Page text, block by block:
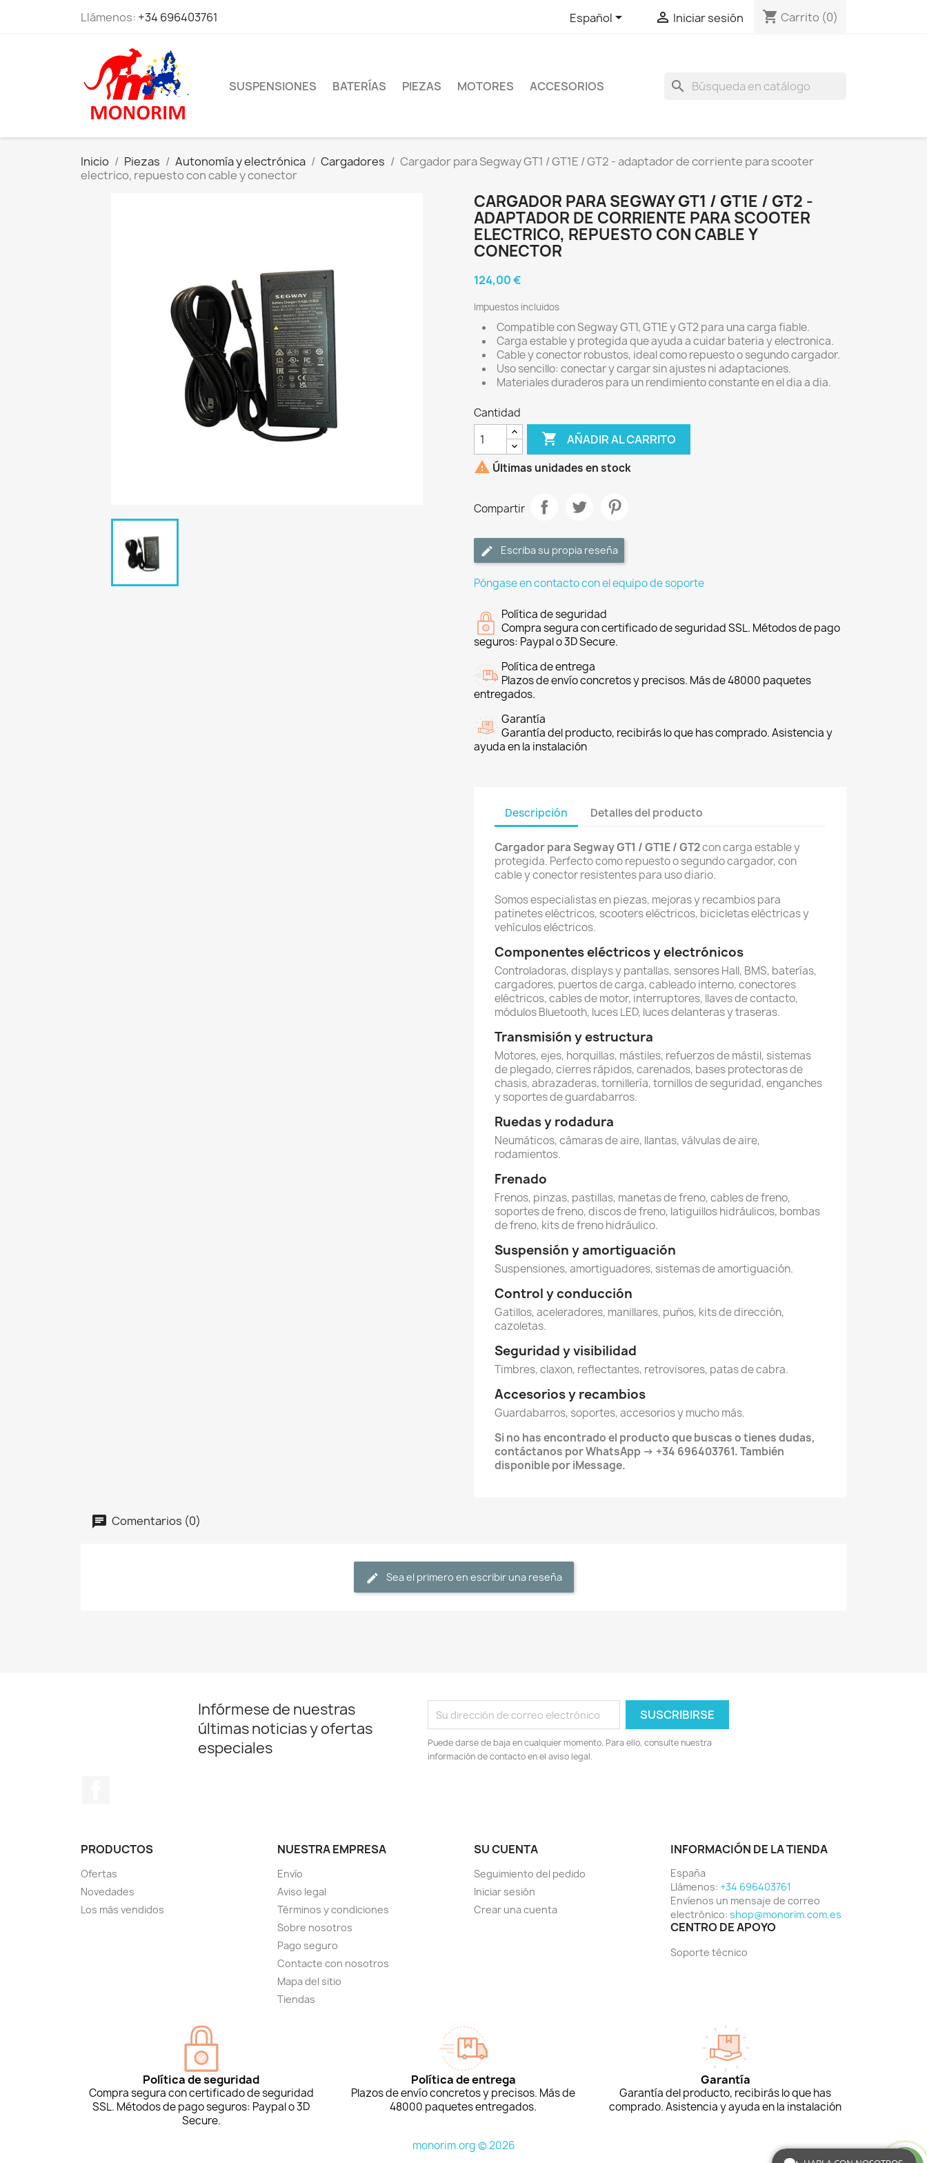
Llámenos: +34 696403761 Español  Iniciar sesión shopping_cart Carrito (0)
SUSPENSIONES BATERÍAS PIEZAS MOTORES ACCESORIOS search
Inicio Piezas Autonomía y electrónica Cargadores
Cargador para Segway GT1 / GT1E / GT2 - adaptador de corriente para scooter
electrico, repuesto con cable y conector
CARGADOR PARA SEGWAY GT1 / GT1E / GT2 -
ADAPTADOR DE CORRIENTE PARA SCOOTER
ELECTRICO, REPUESTO CON CABLE Y
CONECTOR
124,00 €
Impuestos incluidos
Compatible con Segway GT1, GT1E y GT2 para una carga fiable.
Carga estable y protegida que ayuda a cuidar bateria y electronica.
Cable y conector robustos, ideal como repuesto o segundo cargador.
Uso sencillo: conectar y cargar sin ajustes ni adaptaciones.
Materiales duraderos para un rendimiento constante en el dia a dia.
Cantidad
 AÑADIR AL CARRITO
 Últimas unidades en stock
Compartir
Escriba su propia reseña
Póngase en contacto con el equipo de soporte
Política de seguridad
Compra segura con certificado de seguridad SSL. Métodos de pago
seguros: Paypal o 3D Secure.
Política de entrega
Plazos de envío concretos y precisos. Más de 48000 paquetes
entregados.
Garantía
Garantía del producto, recibirás lo que has comprado. Asistencia y
ayuda en la instalación
Descripción Detalles del producto
Cargador para Segway GT1 / GT1E / GT2con carga estable y
protegida. Perfecto como repuesto o segundo cargador, con
cable y conector resistentes para uso diario.
Somos especialistas en piezas, mejoras y recambios para
patinetes eléctricos, scooters eléctricos, bicicletas eléctricas y
vehículos eléctricos.
Componentes eléctricos y electrónicos
Controladoras, displays y pantallas, sensores Hall, BMS, baterías,
cargadores, puertos de carga, cableado interno, conectores
eléctricos, cables de motor, interruptores, llaves de contacto,
módulos Bluetooth, luces LED, luces delanteras y traseras.
Transmisión y estructura
Motores, ejes, horquillas, mástiles, refuerzos de mástil, sistemas
de plegado, cierres rápidos, carenados, bases protectoras de
chasis, abrazaderas, tornillería, tornillos de seguridad, enganches
y soportes de guardabarros.
Ruedas y rodadura
Neumáticos, cámaras de aire, llantas, válvulas de aire,
rodamientos.
Frenado
Frenos, pinzas, pastillas, manetas de freno, cables de freno,
soportes de freno, discos de freno, latiguillos hidráulicos, bombas
de freno, kits de freno hidráulico.
Suspensión y amortiguación
Suspensiones, amortiguadores, sistemas de amortiguación.
Control y conducción
Gatillos, aceleradores, manillares, puños, kits de dirección,
cazoletas.
Seguridad y visibilidad
Timbres, claxon, reflectantes, retrovisores, patas de cabra.
Accesorios y recambios
Guardabarros, soportes, accesorios y mucho más.
Si no has encontrado el producto que buscas o tienes dudas,
contáctanos por WhatsApp → +34 696403761. También
disponible por iMessage.
Comentarios (0)
Sea el primero en escribir una reseña
Infórmese de nuestras
últimas noticias y ofertas
especiales
Puede darse de baja en cualquier momento. Para ello, consulte nuestra
información de contacto en el aviso legal.
PRODUCTOS
Ofertas
Novedades
Los más vendidos
NUESTRA EMPRESA
Envío
Aviso legal
Términos y condiciones
Sobre nosotros
Pago seguro
Contacte con nosotros
Mapa del sitio
Tiendas
SU CUENTA
Seguimiento del pedido
Iniciar sesión
Crear una cuenta
INFORMACIÓN DE LA TIENDA
España
Llámenos: +34 696403761
Envíenos un mensaje de correo
electrónico: shop@monorim.com.es
CENTRO DE APOYO
Soporte técnico
Política de seguridad
Compra segura con certificado de seguridad
SSL. Métodos de pago seguros: Paypal o 3D
Secure.
Política de entrega
Plazos de envío concretos y precisos. Más de
48000 paquetes entregados.
Garantía
Garantía del producto, recibirás lo que has
comprado. Asistencia y ayuda en la instalación
monorim.org © 2026